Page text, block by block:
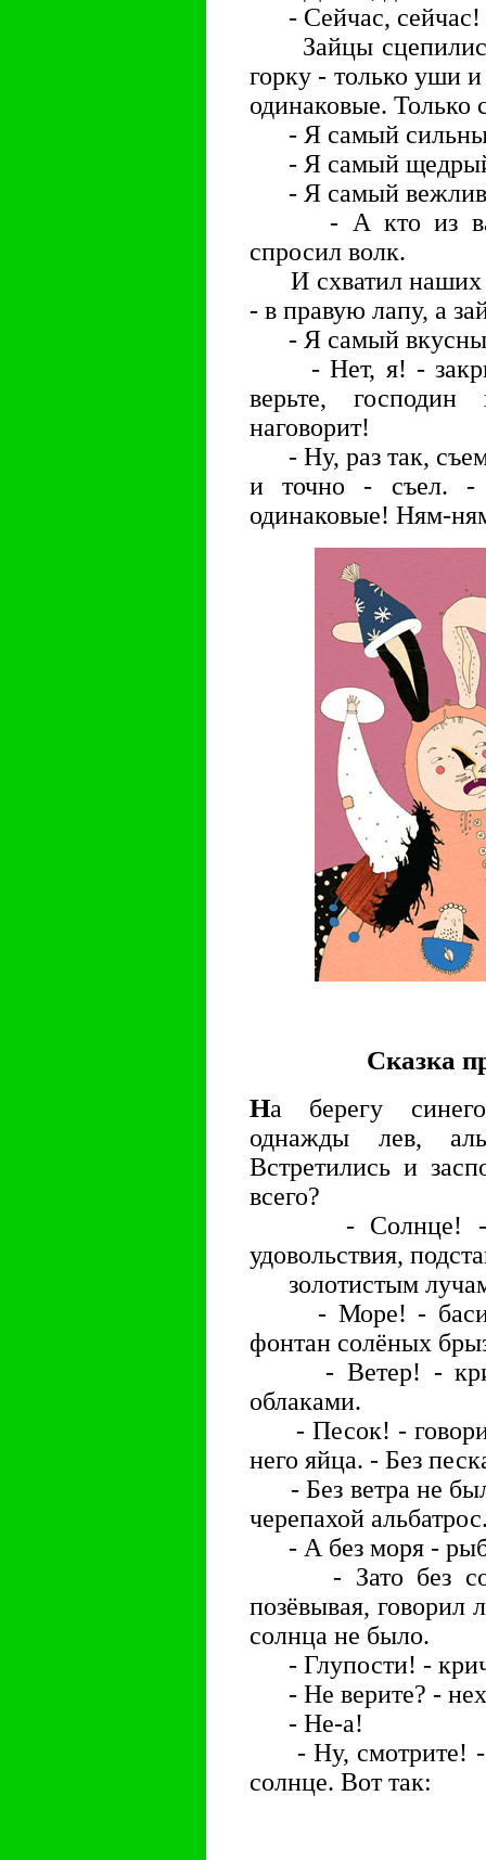
- Сейчас, сейчас!
Зайцы сцепились
горку - только уши
одинаковые. Только
- Я самый
- Я самый
- Я самый
- А кто из вас
спросил волк.
И схватил наших
- в правую лапу, а
- Я самый
- Нет, я! -
верьте,
наговорит!
- Ну, раз так,
и точно - съел. -
одинаковые! Ням-
Сказка
На берегу
однажды лев,
Встретились и
всего?
- Солнце! -
удовольствия,
золотистым
- Море! - басил
фонтан солёных
- Ветер! -
облаками.
- Песок! -
него яйца. - Без
- Без ветра не
черепахой
- А без моря - рыб!
- Зато без
позёвывая, говорил
солнца не было.
- Глупости! -
- Не верите? -
- Не-а!
- Ну, смотрите! -
солнце. Вот так: